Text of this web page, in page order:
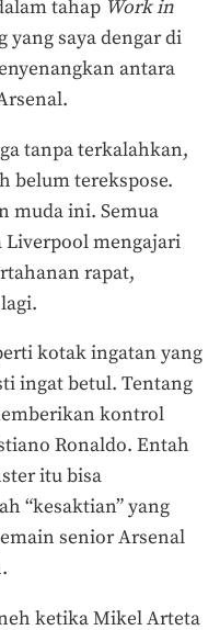
tahap Work in
yang saya dengar di
antara
tanpa terkalahkan,
belum terekspose.
muda ini. Semua
Liverpool mengajari
rapat,
kotak ingatan yang
ingat betul. Tentang
kontrol
Ronaldo. Entah
itu bisa
“kesaktian” yang
senior Arsenal
ketika Mikel Arteta